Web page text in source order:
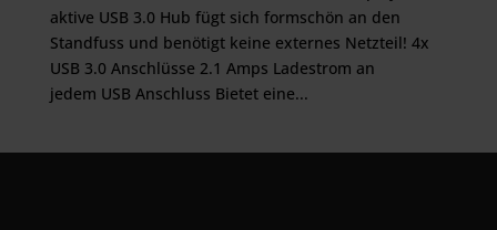
aktive USB 3.0 Hub fügt sich formschön an den
Standfuss und benötigt keine externes Netzteil! 4x
USB 3.0 Anschlüsse 2.1 Amps Ladestrom an
jedem USB Anschluss Bietet eine...